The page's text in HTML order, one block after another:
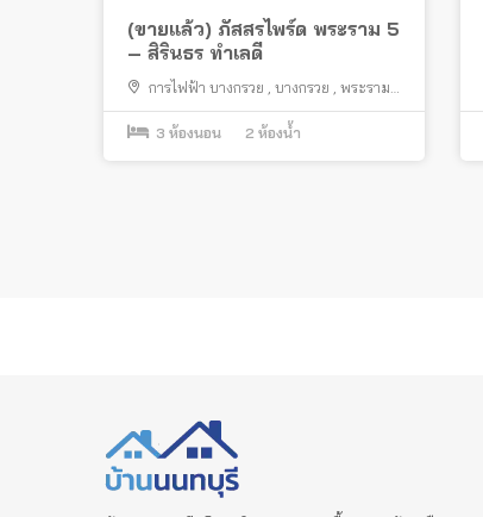
(ขายแล้ว) ภัสสรไพร์ด พระราม 5
– สิรินธร ทำเลดี
การไฟฟ้า บางกรวย บางกรวย
พระราม
5 , วัดชลอ , ถนนบางกรวย ไทรน้อย
3 ห้องนอน 2 ห้องน้ำ